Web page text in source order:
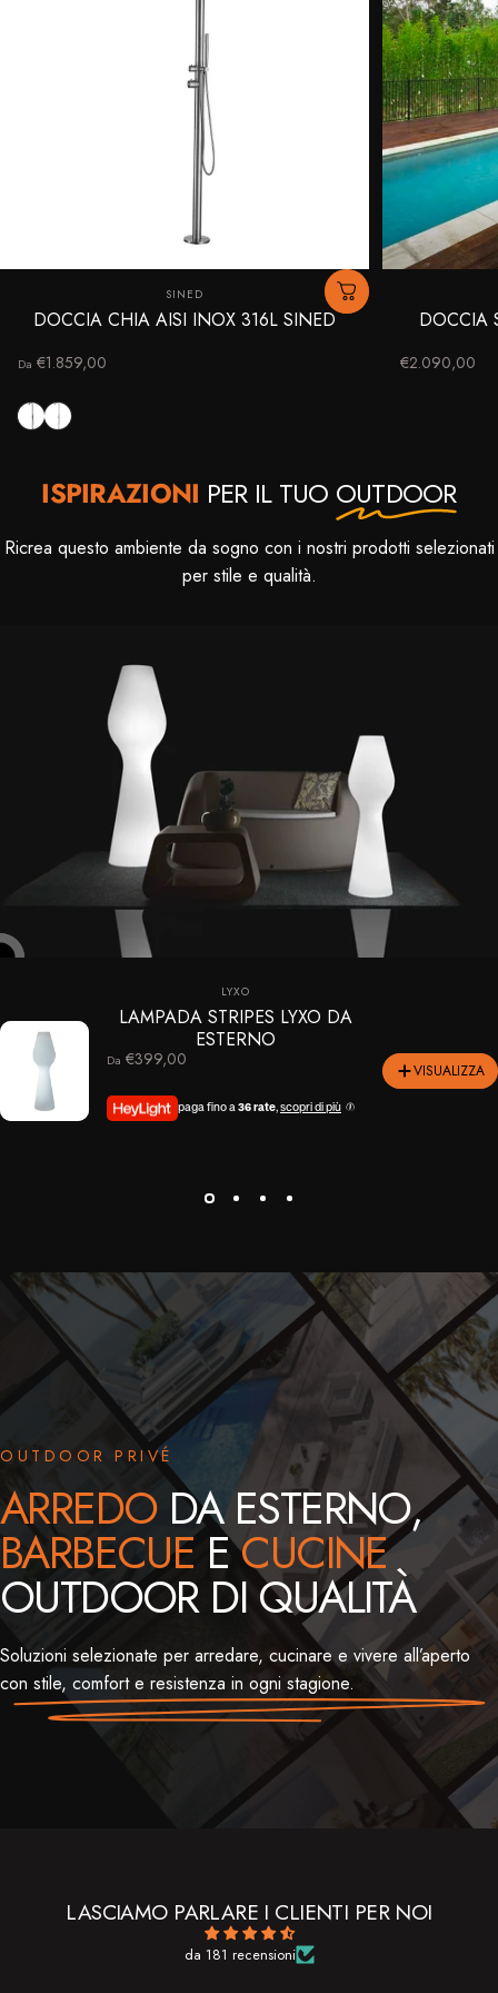
Fornitore:
SINED
DOCCIA CHIA AISI INOX 316L SINED
Da €1.859,00
Nero Satinato
Acciaio Satinato
DOCCIA
€2.090,00
ISPIRAZIONI PER IL TUO OUTDOOR
Ricrea questo ambiente da sogno con i nostri prodotti selezionati
per stile e qualità.
Fornitore:
LYXO
LAMPADA STRIPES LYXO DA
ESTERNO
Da €399,00
paga fino a 36 rate, scopri di più
VISUALIZZA
OUTDOOR PRIVÉ
ARREDODA ESTERNO,
BARBECUE ECUCINE
OUTDOOR DI QUALITÀ
Soluzioni selezionate per arredare, cucinare e vivere all’aperto
con stile, comfort e resistenza in ogni stagione.
LASCIAMO PARLARE I CLIENTI PER NOI
da 181 recensioni